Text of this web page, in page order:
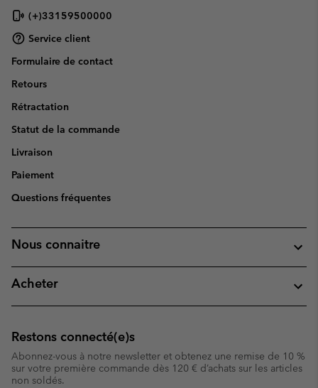
(+)33159500000
Service client
Formulaire de contact
Retours
Rétractation
Statut de la commande
Livraison
Paiement
Questions fréquentes
Nous connaitre
Acheter
Restons connecté(e)s
Abonnez-vous à notre newsletter et obtenez une remise de 10 %
sur votre première commande dès 120 € d’achats sur les articles
non soldés.